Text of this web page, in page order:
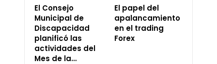
El Consejo
Municipal de
Discapacidad
planificó las
actividades del
Mes de la…
El papel del
apalancamiento
en el trading
Forex